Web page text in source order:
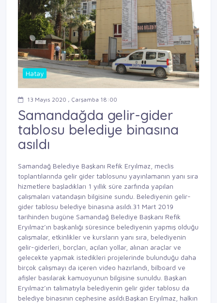
Hatay
13 Mayıs 2020 , Çarşamba 18:00
Samandağda gelir-gider
tablosu belediye binasına
asıldı
Samandağ Belediye Başkanı Refik Eryılmaz, meclis
toplantılarında gelir gider tablosunu yayınlamanın yanı sıra
hizmetlere başladıkları 1 yıllık süre zarfında yapılan
çalışmaları vatandaşın bilgisine sundu. Belediyenin gelir-
gider tablosu belediye binasına asıldı.31 Mart 2019
tarihinden bugüne Samandağ Belediye Başkanı Refik
Eryılmaz’ın başkanlığı süresince belediyenin yapmış olduğu
çalışmalar, etkinlikler ve kursların yanı sıra, belediyenin
gelir-giderleri, borçları, açılan yollar, alınan araçlar ve
gelecekte yapmak istedikleri projelerinde bulunduğu daha
birçok çalışmayı da içeren video hazırlandı, bilboard ve
afişler basılarak kamuoyunun bilgisine sunuldu. Başkan
Eryılmaz’ın talimatıyla belediyenin gelir gider tablosu da
belediye binasının cephesine asıldı.Başkan Eryılmaz, halkın